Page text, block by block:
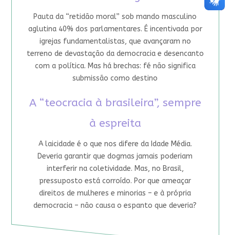
Pauta da “retidão moral” sob mando masculino
aglutina 40% dos parlamentares. É incentivada por
igrejas fundamentalistas, que avançaram no
terreno de devastação da democracia e desencanto
com a política. Mas há brechas: fé não significa
submissão como destino
A “teocracia à brasileira”, sempre
à espreita
A laicidade é o que nos difere da Idade Média.
Deveria garantir que dogmas jamais poderiam
interferir na coletividade. Mas, no Brasil,
pressuposto está corroído. Por que ameaçar
direitos de mulheres e minorias – e à própria
democracia – não causa o espanto que deveria?